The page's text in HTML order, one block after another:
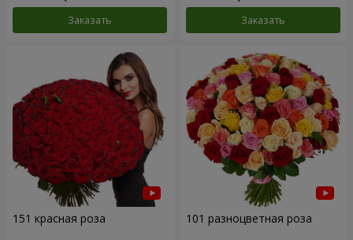
Заказать Заказать
151 красная роза 101 разноцветная роза